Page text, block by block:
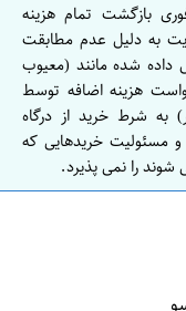
بازگشت تمام هزینه
به دلیل عدم مطابقت
داده شده مانند (معیوب
هزینه اضافه توسط
به شرط خرید از درگاه
مسئولیت خریدهایی که
شوند را نمی پذیرد.